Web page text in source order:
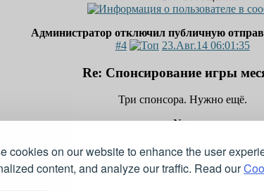
cookies on our website to enhance the user
content, and analyze our traffic. Read our
Администратор отключил публичную
#4
23.Авг.14 06:01:35
Re: Спонсирование игры
Три спонсора. Нужно ещё.
Nex